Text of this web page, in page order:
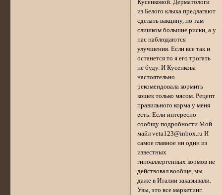
Кусенковой. Дерматологи
из Белого клыка предлагают
сделать вакцину, но там
слишком большие риски, а у
нас наблюдаются
улучшения. Если все так и
останется то я его трогать
не буду. И Кусенкова
настоятельно
рекомендовала кормить
кошек только мясом. Рецепт
правильного корма у меня
есть. Если интересно
сообщу подробности Мой
майл veta123@inbox.ru И
самое главное ни один из
известных
гипоаллергенных кормов не
действовал вообще, мы
даже в Италии заказывали.
Увы, это все маркетинг.